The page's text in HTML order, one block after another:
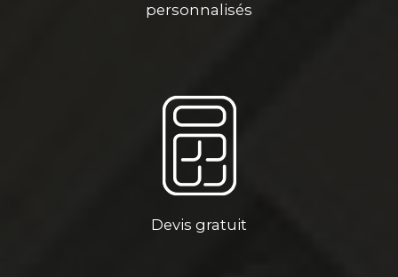
personnalisés
Devis gratuit